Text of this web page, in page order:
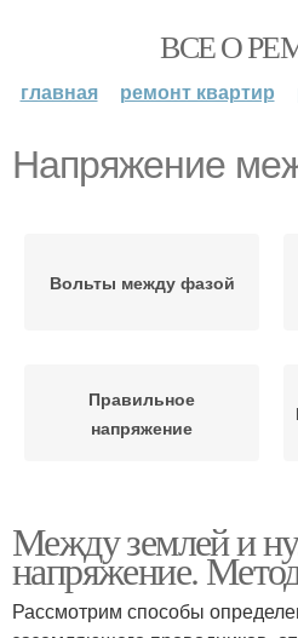
ВСЕ О
главная ремонт квартир
Напряжение
Вольты между фазой
Правильное
напряжение
Между землей и
напряжение.
Рассмотрим способы